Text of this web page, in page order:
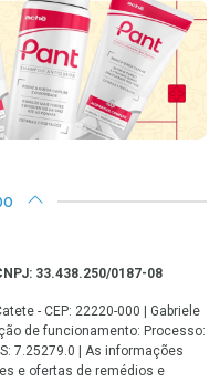
33.438.250/0187-08
- CEP: 22220-000 | Gabriele
de funcionamento: Processo:
7.25279.0 | As informações
e ofertas de remédios e